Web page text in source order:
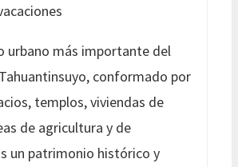
urbano más importante del
conformado por
templos, viviendas de
de agricultura y de
un patrimonio histórico y